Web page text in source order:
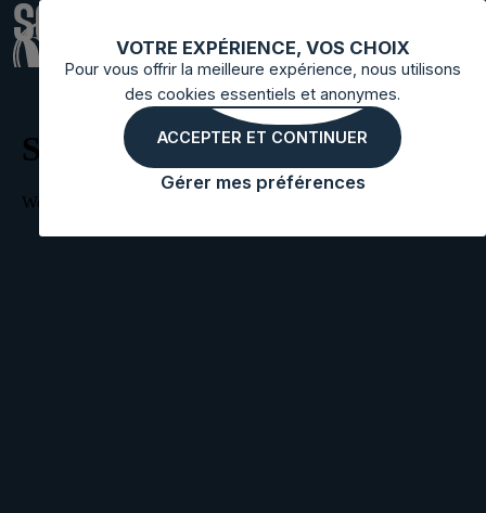
VOTRE EXPÉRIENCE, VOS CHOIX
Pour vous offrir la meilleure expérience, nous utilisons
des cookies essentiels et anonymes.
ACCEPTER ET CONTINUER
Gérer mes préférences
SOEURS